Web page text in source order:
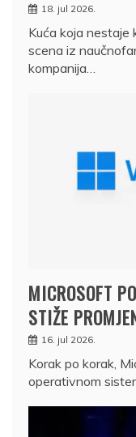
18. jul 2026.
Kuća koja nestaje
scena iz
kompanija…
MICROSOFT
STIŽE
16. jul 2026.
Korak po korak,
operativnom